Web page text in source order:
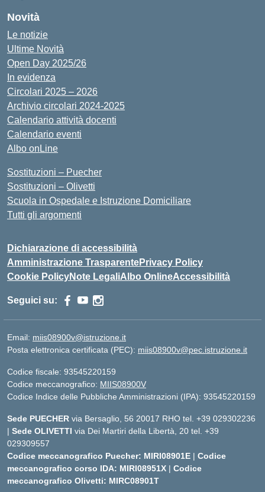
Novità
Le notizie
Ultime Novità
Open Day 2025/26
In evidenza
Circolari 2025 – 2026
Archivio circolari 2024-2025
Calendario attività docenti
Calendario eventi
Albo onLine
Sostituzioni – Puecher
Sostituzioni – Olivetti
Scuola in Ospedale e Istruzione Domiciliare
Tutti gli argomenti
Dichiarazione di accessibilità
Amministrazione TrasparentePrivacy Policy
Cookie PolicyNote LegaliAlbo OnlineAccessibilità
Seguici su:
Email: miis08900v@istruzione.it
Posta elettronica certificata (PEC): miis08900v@pec.istruzione.it
Codice fiscale: 93545220159
Codice meccanografico: MIIS08900V
Codice Indice delle Pubbliche Amministrazioni (IPA): 93545220159
Sede PUECHER via Bersaglio, 56 20017 RHO tel. +39 029302236
| Sede OLIVETTI via Dei Martiri della Libertà, 20 tel. +39
029309557
Codice meccanografico Puecher: MIRI08901E | Codice
meccanografico corso IDA: MIRI08951X | Codice
meccanografico Olivetti: MIRC08901T